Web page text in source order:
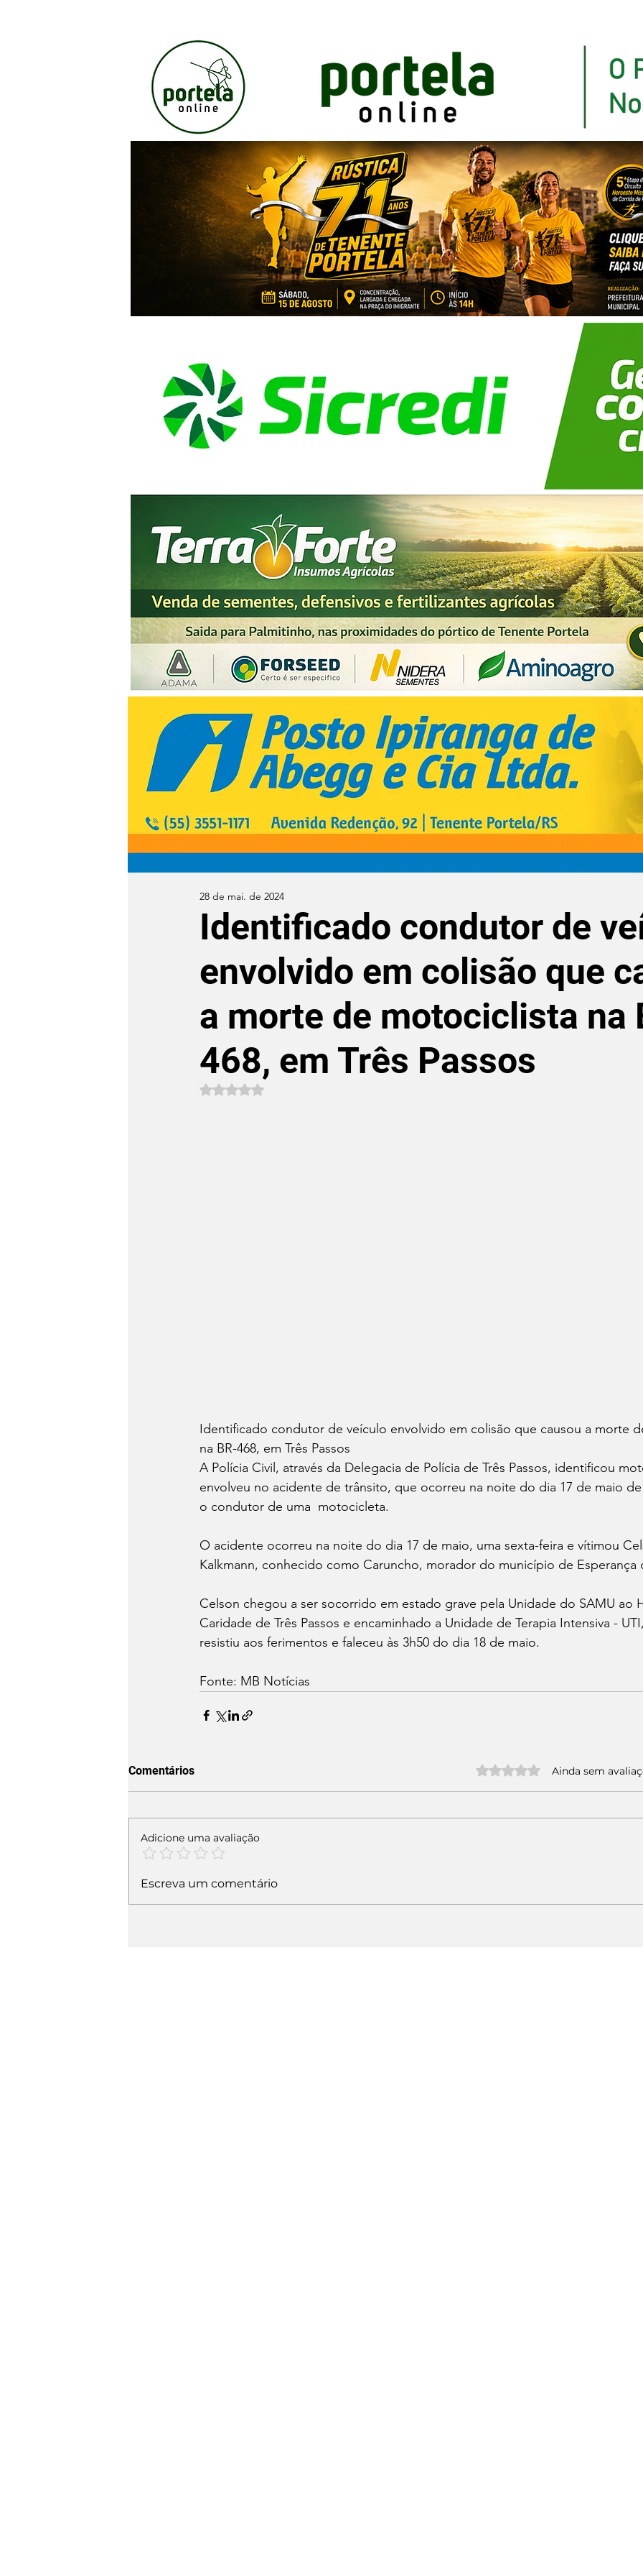
Identificado condutor de
envolvido em colisão que
a morte de motociclista na
468, em Três Passos
28 de mai. de 2024
Avaliado com NaN de 5 estrelas.
Identificado condutor de veículo envolvido em colisão que causou a morte
na BR-468, em Três Passos
A Polícia Civil, através da Delegacia de Polícia de Três Passos, identificou
envolveu no acidente de trânsito, que ocorreu na noite do dia 17 de maio de
o condutor de uma  motocicleta.
O acidente ocorreu na noite do dia 17 de maio, uma sexta-feira e vítimou
Kalkmann, conhecido como Caruncho, morador do município de Esperança
Celson chegou a ser socorrido em estado grave pela Unidade do SAMU ao
Caridade de Três Passos e encaminhado a Unidade de Terapia Intensiva -
resistiu aos ferimentos e faleceu às 3h50 do dia 18 de maio.
Fonte: MB Notícias
Comentários Avaliado com 0 de 5 estrelas.
Ainda sem
Adicione uma avaliação
Escreva um comentário